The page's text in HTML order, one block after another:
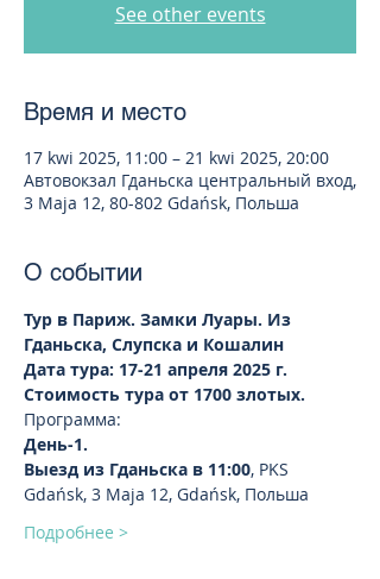
See other events
Время и место
17 kwi 2025, 11:00 – 21 kwi 2025, 20:00
Автовокзал Гданьска центральный вход,
3 Maja 12, 80-802 Gdańsk, Польша
О событии
Тур в Париж. Замки Луары. Из
Гданьска, Слупска и Кошалин
Дата тура: 17-21 апреля 2025 г.
Стоимость тура от 1700 злотых.
Программа:
День-1.
Выезд из Гданьска в 11:00, PKS
Gdańsk, 3 Maja 12, Gdańsk, Польша
Подробнее >